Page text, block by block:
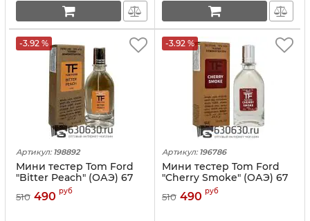
-3.92 %
Артикул: 198892
Мини тестер Tom Ford
"Bitter Peach" (ОАЭ) 67
510 490 руб
-3.92 %
Артикул: 196786
Мини тестер Tom Ford
"Cherry Smoke" (ОАЭ) 67
510 490 руб